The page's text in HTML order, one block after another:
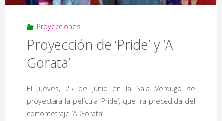
Proyecciones
Proyección de ‘Pride’ y ‘A
Gorata’
El Jueves, 25 de junio en la Sala Verdugo se
proyectará la película ‘Pride’, que irá precedida del
cortometraje ‘A Gorata’.